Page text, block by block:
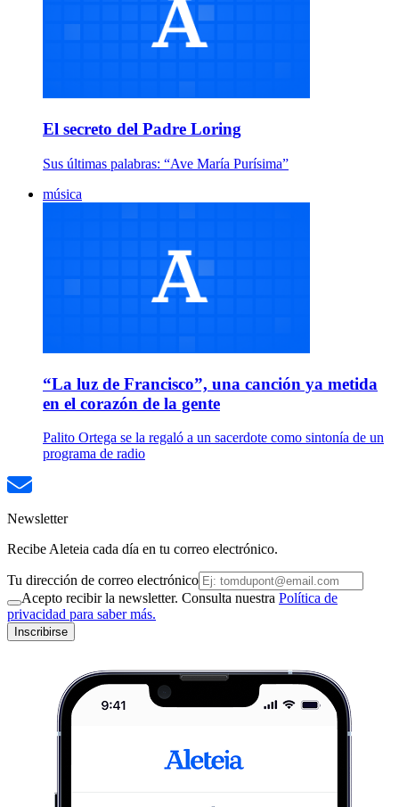
El secreto del Padre Loring
Sus últimas palabras: “Ave María Purísima”
música
“La luz de Francisco”, una canción ya metida
en el corazón de la gente
Palito Ortega se la regaló a un sacerdote como sintonía de un
programa de radio
Newsletter
Recibe Aleteia cada día en tu correo electrónico.
Tu dirección de correo electrónico
Acepto recibir la newsletter. Consulta nuestra Política de
privacidad para saber más.
Inscribirse